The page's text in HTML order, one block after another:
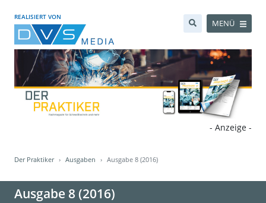
REALISIERT VON
MENÜ
- Anzeige -
Der Praktiker Ausgaben Ausgabe 8 (2016)
Ausgabe 8 (2016)